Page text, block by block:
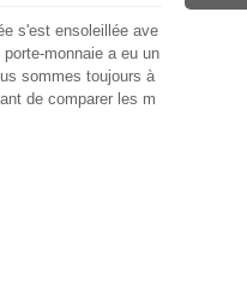
s'est ensoleillée ave
monnaie a eu un
sommes toujours à
de comparer les m